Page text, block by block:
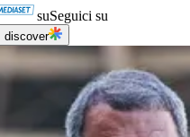
suSeguici su
discover